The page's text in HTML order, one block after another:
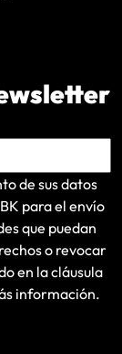
de sus datos
para el envío
que puedan
o revocar
en lacláusula
información.